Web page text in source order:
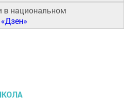
в национальном
«Дзен»